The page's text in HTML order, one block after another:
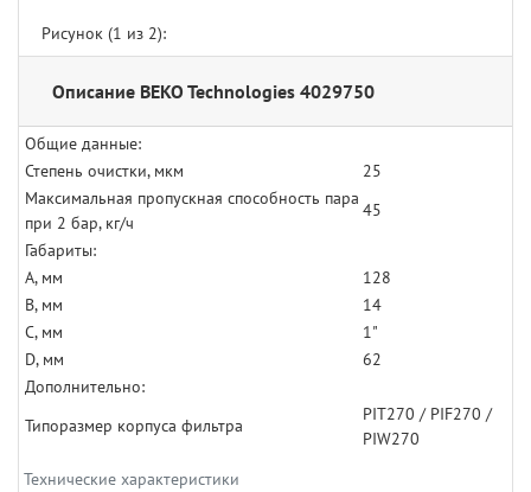
Рисунок (1 из 2):
Описание BEKO Technologies 4029750
Технические характеристики
Общие данные:
Степень очистки, мкм
25
Максимальная пропускная способность пара
при 2 бар, кг/ч
45
Габариты:
A, мм
128
B, мм
14
C, мм
1"
D, мм
62
Дополнительно:
Типоразмер корпуса фильтра
PIT270 / PIF270 /
PIW270